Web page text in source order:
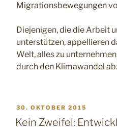
Migrationsbewegungen
Diejenigen, die die Arbeit
unterstützen, appellieren
Welt, alles zu
durch den Klimawandel
VERÖFFENTLICHT
AM
30. OKTOBER 2015
Kein Zweifel: